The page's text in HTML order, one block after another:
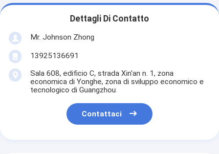
Caldaie per motori di automobili
Precaldatore per motori elettrici
Pre riscaldatore del liquido refrigerante del motore
Caldaie per serbatoi di olio
Caldaia ventilatore PTC
Dettagli Di Contatto
Mr. Johnson Zhong
13925136691
Sala 608, edificio C, strada Xin'an n. 1, zona
economica di Yonghe, zona di sviluppo economico e
tecnologico di Guangzhou
Contattaci